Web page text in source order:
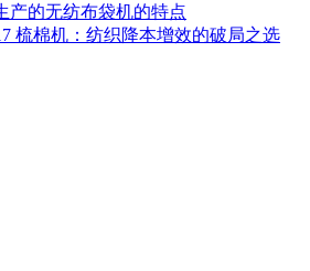
产的无纺布袋机的特点
梳棉机：纺织降本增效的破局之选